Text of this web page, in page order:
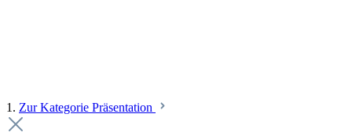
1. Zur Kategorie Präsentation